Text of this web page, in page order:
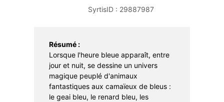
Prêt d'instruments de musique
SyrtisID : 29887987
Résumé :
Lorsque l'heure bleue apparaît, entre
jour et nuit, se dessine un univers
magique peuplé d'animaux
fantastiques aux camaïeux de bleus :
le geai bleu, le renard bleu, les